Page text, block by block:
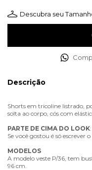
Descubra seu
Descrição
Shorts em tricoline listrado,
solta ao corpo, cós com
PARTE DE CIMA DO LOOK
Se você gostou é só escrever
MODELOS
A modelo veste P/36, tem
96 cm.